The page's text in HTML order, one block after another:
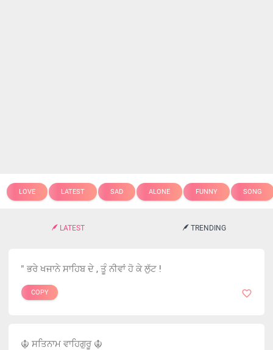
LOVE LATEST SAD ALONE FUNNY SONG
LATEST TRENDING
" ਭਰੇ ਖਜਾਨੇ ਸਾਹਿਬ ਦੇ , ਤੂੰ ਨੀਵਾਂ ਹੋ ਕੇ ਲੁੱਟ !
COPY
☬ ਸਤਿਨਾਮ ਵਾਹਿਗੁਰੂ ☬